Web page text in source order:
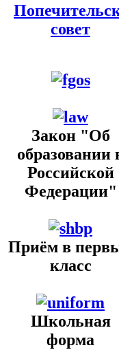
совет
Закон "Об
образовании
Российской
Федерации"
Приём в
класс
Школьная
форма